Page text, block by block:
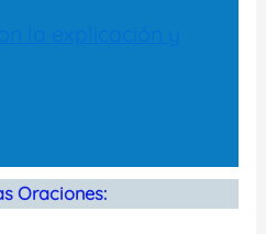
Oraciones: